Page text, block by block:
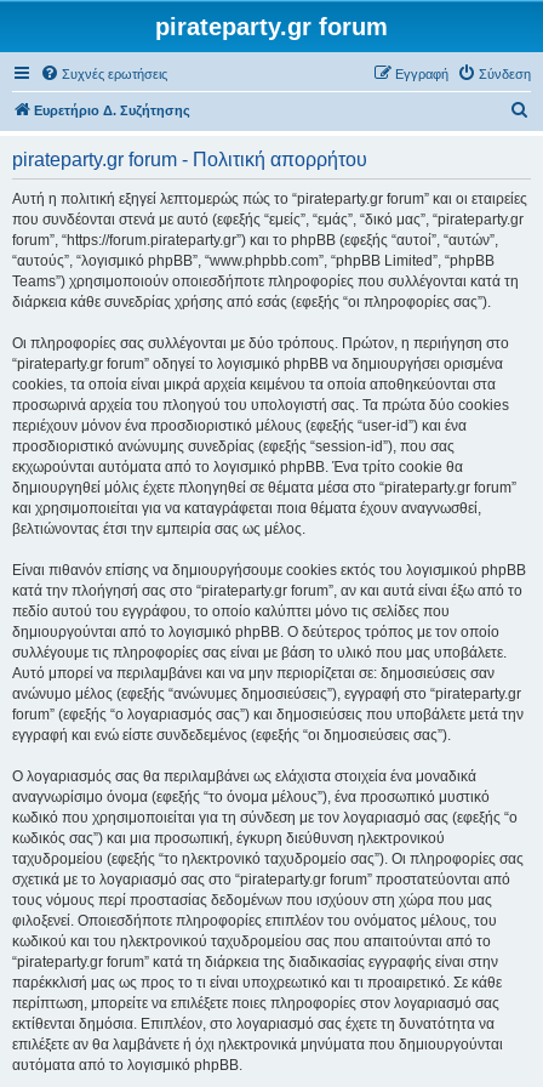
pirateparty.gr forum
Συχνές ερωτήσεις Σύνδεση
Εγγραφή
Ευρετήριο Δ. Συζήτησης
pirateparty.gr forum - Πολιτική απορρήτου
Αυτή η πολιτική εξηγεί λεπτομερώς πώς το “pirateparty.gr forum” και οι εταιρείες
που συνδέονται στενά με αυτό (εφεξής “εμείς”, “εμάς”, “δικό μας”, “pirateparty.gr
forum”, “https://forum.pirateparty.gr”) και το phpBB (εφεξής “αυτοί”, “αυτών”,
“αυτούς”, “λογισμικό phpBB”, “www.phpbb.com”, “phpBB Limited”, “phpBB
Teams”) χρησιμοποιούν οποιεσδήποτε πληροφορίες που συλλέγονται κατά τη
διάρκεια κάθε συνεδρίας χρήσης από εσάς (εφεξής “οι πληροφορίες σας”).
Οι πληροφορίες σας συλλέγονται με δύο τρόπους. Πρώτον, η περιήγηση στο
“pirateparty.gr forum” οδηγεί το λογισμικό phpBB να δημιουργήσει ορισμένα
cookies, τα οποία είναι μικρά αρχεία κειμένου τα οποία αποθηκεύονται στα
προσωρινά αρχεία του πλοηγού του υπολογιστή σας. Τα πρώτα δύο cookies
περιέχουν μόνον ένα προσδιοριστικό μέλους (εφεξής “user-id”) και ένα
προσδιοριστικό ανώνυμης συνεδρίας (εφεξής “session-id”), που σας
εκχωρούνται αυτόματα από το λογισμικό phpBB. Ένα τρίτο cookie θα
δημιουργηθεί μόλις έχετε πλοηγηθεί σε θέματα μέσα στο “pirateparty.gr forum”
και χρησιμοποιείται για να καταγράφεται ποια θέματα έχουν αναγνωσθεί,
βελτιώνοντας έτσι την εμπειρία σας ως μέλος.
Είναι πιθανόν επίσης να δημιουργήσουμε cookies εκτός του λογισμικού phpBB
κατά την πλοήγησή σας στο “pirateparty.gr forum”, αν και αυτά είναι έξω από το
πεδίο αυτού του εγγράφου, το οποίο καλύπτει μόνο τις σελίδες που
δημιουργούνται από το λογισμικό phpBB. Ο δεύτερος τρόπος με τον οποίο
συλλέγουμε τις πληροφορίες σας είναι με βάση το υλικό που μας υποβάλετε.
Αυτό μπορεί να περιλαμβάνει και να μην περιορίζεται σε: δημοσιεύσεις σαν
ανώνυμο μέλος (εφεξής “ανώνυμες δημοσιεύσεις”), εγγραφή στο “pirateparty.gr
forum” (εφεξής “ο λογαριασμός σας”) και δημοσιεύσεις που υποβάλετε μετά την
εγγραφή και ενώ είστε συνδεδεμένος (εφεξής “οι δημοσιεύσεις σας”).
Ο λογαριασμός σας θα περιλαμβάνει ως ελάχιστα στοιχεία ένα μοναδικά
αναγνωρίσιμο όνομα (εφεξής “το όνομα μέλους”), ένα προσωπικό μυστικό
κωδικό που χρησιμοποιείται για τη σύνδεση με τον λογαριασμό σας (εφεξής “ο
κωδικός σας”) και μια προσωπική, έγκυρη διεύθυνση ηλεκτρονικού
ταχυδρομείου (εφεξής “το ηλεκτρονικό ταχυδρομείο σας”). Οι πληροφορίες σας
σχετικά με το λογαριασμό σας στο “pirateparty.gr forum” προστατεύονται από
τους νόμους περί προστασίας δεδομένων που ισχύουν στη χώρα που μας
φιλοξενεί. Οποιεσδήποτε πληροφορίες επιπλέον του ονόματος μέλους, του
κωδικού και του ηλεκτρονικού ταχυδρομείου σας που απαιτούνται από το
“pirateparty.gr forum” κατά τη διάρκεια της διαδικασίας εγγραφής είναι στην
παρέκκλισή μας ως προς το τι είναι υποχρεωτικό και τι προαιρετικό. Σε κάθε
περίπτωση, μπορείτε να επιλέξετε ποιες πληροφορίες στον λογαριασμό σας
εκτίθενται δημόσια. Επιπλέον, στο λογαριασμό σας έχετε τη δυνατότητα να
επιλέξετε αν θα λαμβάνετε ή όχι ηλεκτρονικά μηνύματα που δημιουργούνται
αυτόματα από το λογισμικό phpBB.